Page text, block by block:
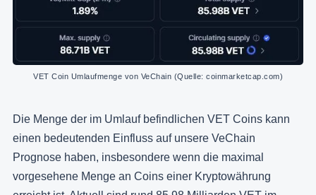
VET Coin Umlaufmenge von VeChain (Quelle: coinmarketcap.com)
Die Menge der im Umlauf befindlichen VET Coins kann
einen bedeutenden Einfluss auf unsere VeChain
Prognose haben, insbesondere wenn die maximal
vorgesehene Menge an Coins einer Kryptowährung